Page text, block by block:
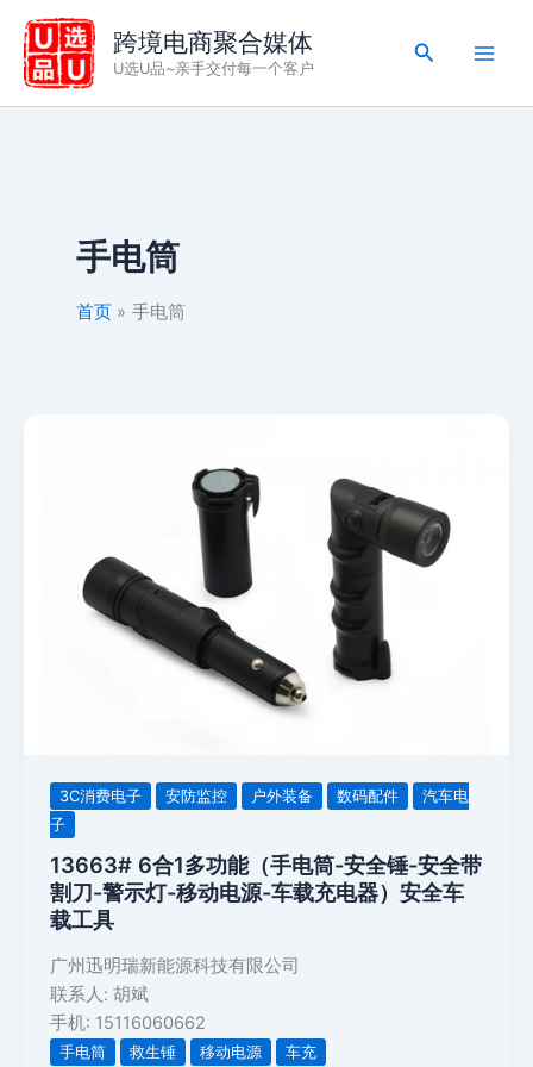
跨境电商聚合媒体
U选U品~亲手交付每一个客户
搜
手电筒
首页 手电筒
3C消费电子 安防监控 户外装备 数码配件
汽车电
子
13663# 6合1多功能（手电筒-安全锤-安全带
割刀-警示灯-移动电源-车载充电器）安全车
载工具
广州迅明瑞新能源科技有限公司
联系人: 胡斌
手机: 15116060662
手电筒 救生锤 移动电源 车充